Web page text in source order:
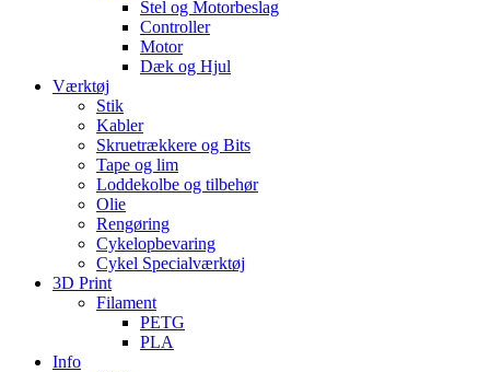
Stel og Motorbeslag
Controller
Motor
Dæk og Hjul
Værktøj
Stik
Kabler
Skruetrækkere og Bits
Tape og lim
Loddekolbe og tilbehør
Olie
Rengøring
Cykelopbevaring
Cykel Specialværktøj
3D Print
Filament
PETG
PLA
Info